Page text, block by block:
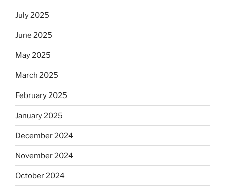
July 2025
June 2025
May 2025
March 2025
February 2025
January 2025
December 2024
November 2024
October 2024